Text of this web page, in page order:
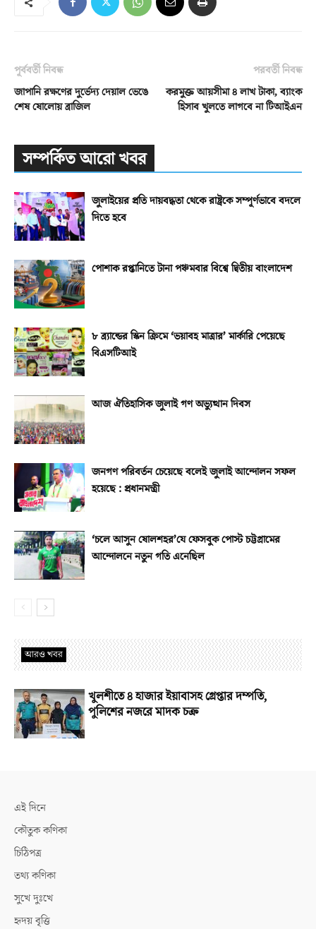
পূর্ববর্তী নিবন্ধ
জাপানি রক্ষণের দুর্ভেদ্য দেয়াল ভেঙে
শেষ ষোলোয় ব্রাজিল
পরবর্তী নিবন্ধ
করমুক্ত আয়সীমা ৪ লাখ টাকা, ব্যাংক
হিসাব খুলতে লাগবে না টিআইএন
সম্পর্কিত আরো খবর
জুলাইয়ের প্রতি দায়বদ্ধতা থেকে রাষ্ট্রকে সম্পূর্ণভাবে বদলে
দিতে হবে
পোশাক রপ্তানিতে টানা পঞ্চমবার বিশ্বে দ্বিতীয় বাংলাদেশ
৮ ব্র্যান্ডের স্কিন ক্রিমে ‘ভয়াবহ মাত্রার’ মার্কারি পেয়েছে
বিএসটিআই
আজ ঐতিহাসিক জুলাই গণ অভ্যুত্থান দিবস
জনগণ পরিবর্তন চেয়েছে বলেই জুলাই আন্দোলন সফল
হয়েছে : প্রধানমন্ত্রী
‘চলে আসুন ষোলশহর’যে ফেসবুক পোস্ট চট্টগ্রামের
আন্দোলনে নতুন গতি এনেছিল
আরও খবর
খুলশীতে ৪ হাজার ইয়াবাসহ গ্রেপ্তার দম্পতি,
পুলিশের নজরে মাদক চক্র
এই দিনে
কৌতুক কণিকা
চিঠিপত্র
তথ্য কণিকা
সুখে দুঃখে
হৃদয় বৃত্তি